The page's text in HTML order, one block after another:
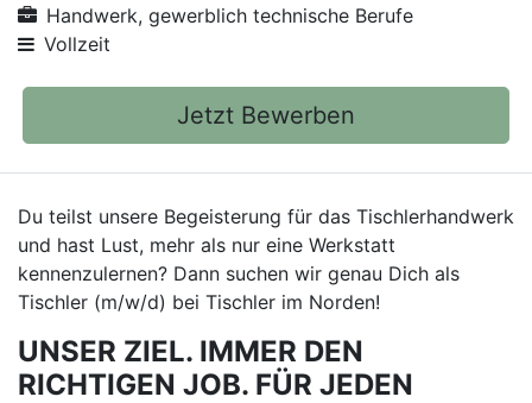
Handwerk, gewerblich technische Berufe
Vollzeit
Jetzt Bewerben
Du teilst unsere Begeisterung für das Tischlerhandwerk
und hast Lust, mehr als nur eine Werkstatt
kennenzulernen? Dann suchen wir genau Dich als
Tischler (m/w/d) bei Tischler im Norden!
UNSER ZIEL. IMMER DEN
RICHTIGEN JOB. FÜR JEDEN